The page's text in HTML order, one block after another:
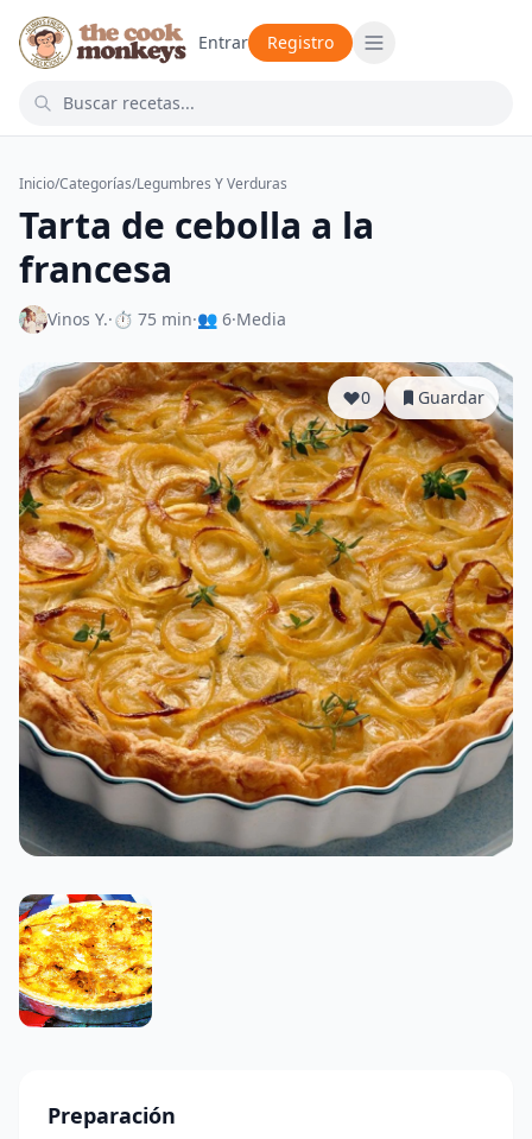
Entrar Registro
Inicio/Categorías/Legumbres Y Verduras
Tarta de cebolla a la
francesa
Vinos Y.·⏱ 75 min·👥 6·Media
0 Guardar
Preparación